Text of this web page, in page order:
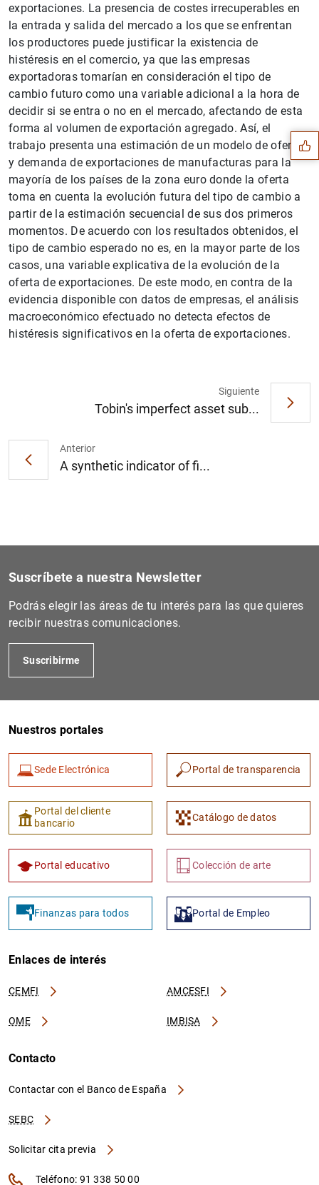
exportaciones. La presencia de costes irrecuperables en
la entrada y salida del mercado a los que se enfrentan
los productores puede justificar la existencia de
histéresis en el comercio, ya que las empresas
exportadoras tomarían en consideración el tipo de
cambio futuro como una variable adicional a la hora de
decidir si se entra o no en el mercado, afectando de esta
forma al volumen de exportación agregado. Así, el
trabajo presenta una estimación de un modelo de oferta
y demanda de exportaciones de manufacturas para la
mayoría de los países de la zona euro donde la oferta
toma en cuenta la evolución futura del tipo de cambio a
partir de la estimación secuencial de sus dos primeros
momentos. De acuerdo con los resultados obtenidos, el
tipo de cambio esperado no es, en la mayor parte de los
casos, una variable explicativa de la evolución de la
oferta de exportaciones. De este modo, en contra de la
evidencia disponible con datos de empresas, el análisis
macroeconómico efectuado no detecta efectos de
histéresis significativos en la oferta de exportaciones.
Anterior
A synthetic indicator of fi...
Siguiente
Tobin's imperfect asset sub...
Sugerencias
Suscríbete a nuestra Newsletter
Podrás elegir las áreas de tu interés para las que quieres
recibir nuestras comunicaciones.
Suscribirme
Nuestros portales
Sede Electrónica Portal de transparencia
Portal del cliente
bancario
Catálogo de datos
Portal educativo Colección de arte
Finanzas para todos Portal de Empleo
Enlaces de interés
CEMFI AMCESFI
OME IMBISA
Contacto
Contactar con el Banco de España
SEBC
Solicitar cita previa
Teléfono: 91 338 50 00